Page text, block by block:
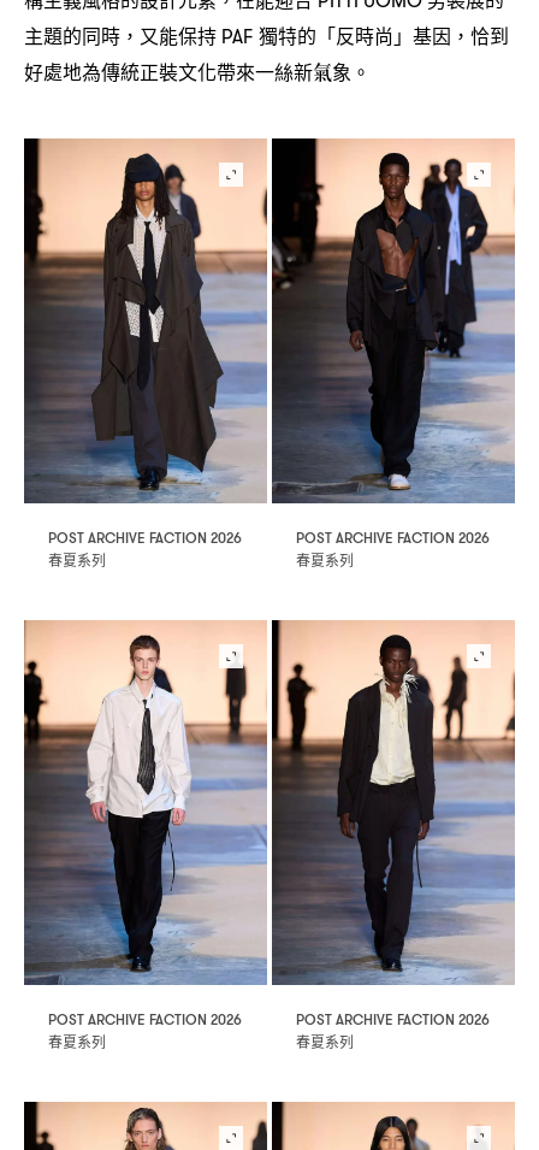
主題的同時 ， 又能保持 PAF 獨特的「反時尚」基因 ， 恰到
好處地為傳統正裝文化帶來一絲新氣象。
POST ARCHIVE FACTION 2026
春夏系列
POST ARCHIVE FACTION 2026
春夏系列
POST ARCHIVE FACTION 2026
春夏系列
POST ARCHIVE FACTION 2026
春夏系列